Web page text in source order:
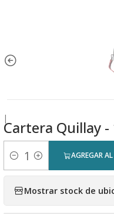
|
Cartera Quillay -
Cantidad
AGREGAR
Mostrar stock de